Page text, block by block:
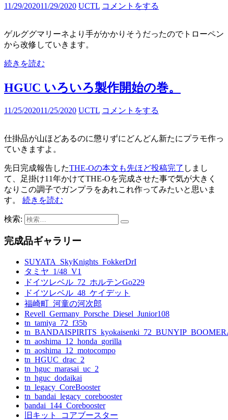
11/29/202011/29/2020 UCTL コメントをする
ゲルググマリーネより手がかかりそうだったのでトローペン
から改修していきます。
続きを読む
HGUC いろいろ製作開始の巻。
11/25/202011/25/2020 UCTL コメントをする
仕掛品が山ほどあるのに懲りずにどんどん新たにプラモ作っ
ていきますよ。
先日完成報告したTHE-Oの本文も先ほど投稿完了 しまし
て、足掛け11年かけてTHE-Oを完成させた事で気が大きく
なりこの調子でガンプラをあれこれ作ってみたいと思いま
す。 続きを読む
検索:
完成品ギャラリー
SUYATA_SkyKnights_FokkerDrI
タミヤ_1/48_V1
ドイツレベル_72_ホルテンGo229
ドイツレベル_48_ケイデット
福崎町_河童の河次郎
Revell_Germany_Porsche_Diesel_Junior108
tn_tamiya_72_f35b
tn_aoshima_12_honda_gorilla
tn_aoshima_12_motocompo
tn_HGUC_drac_2
tn_hguc_marasai_uc_2
tn_hguc_dodaikai
tn_legacy_CoreBooster
tn_bandai_legacy_corebooster
bandai_144_Corebooster
旧キット_コアブースター